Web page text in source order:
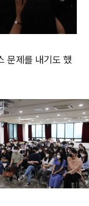
문제를 내기도 했